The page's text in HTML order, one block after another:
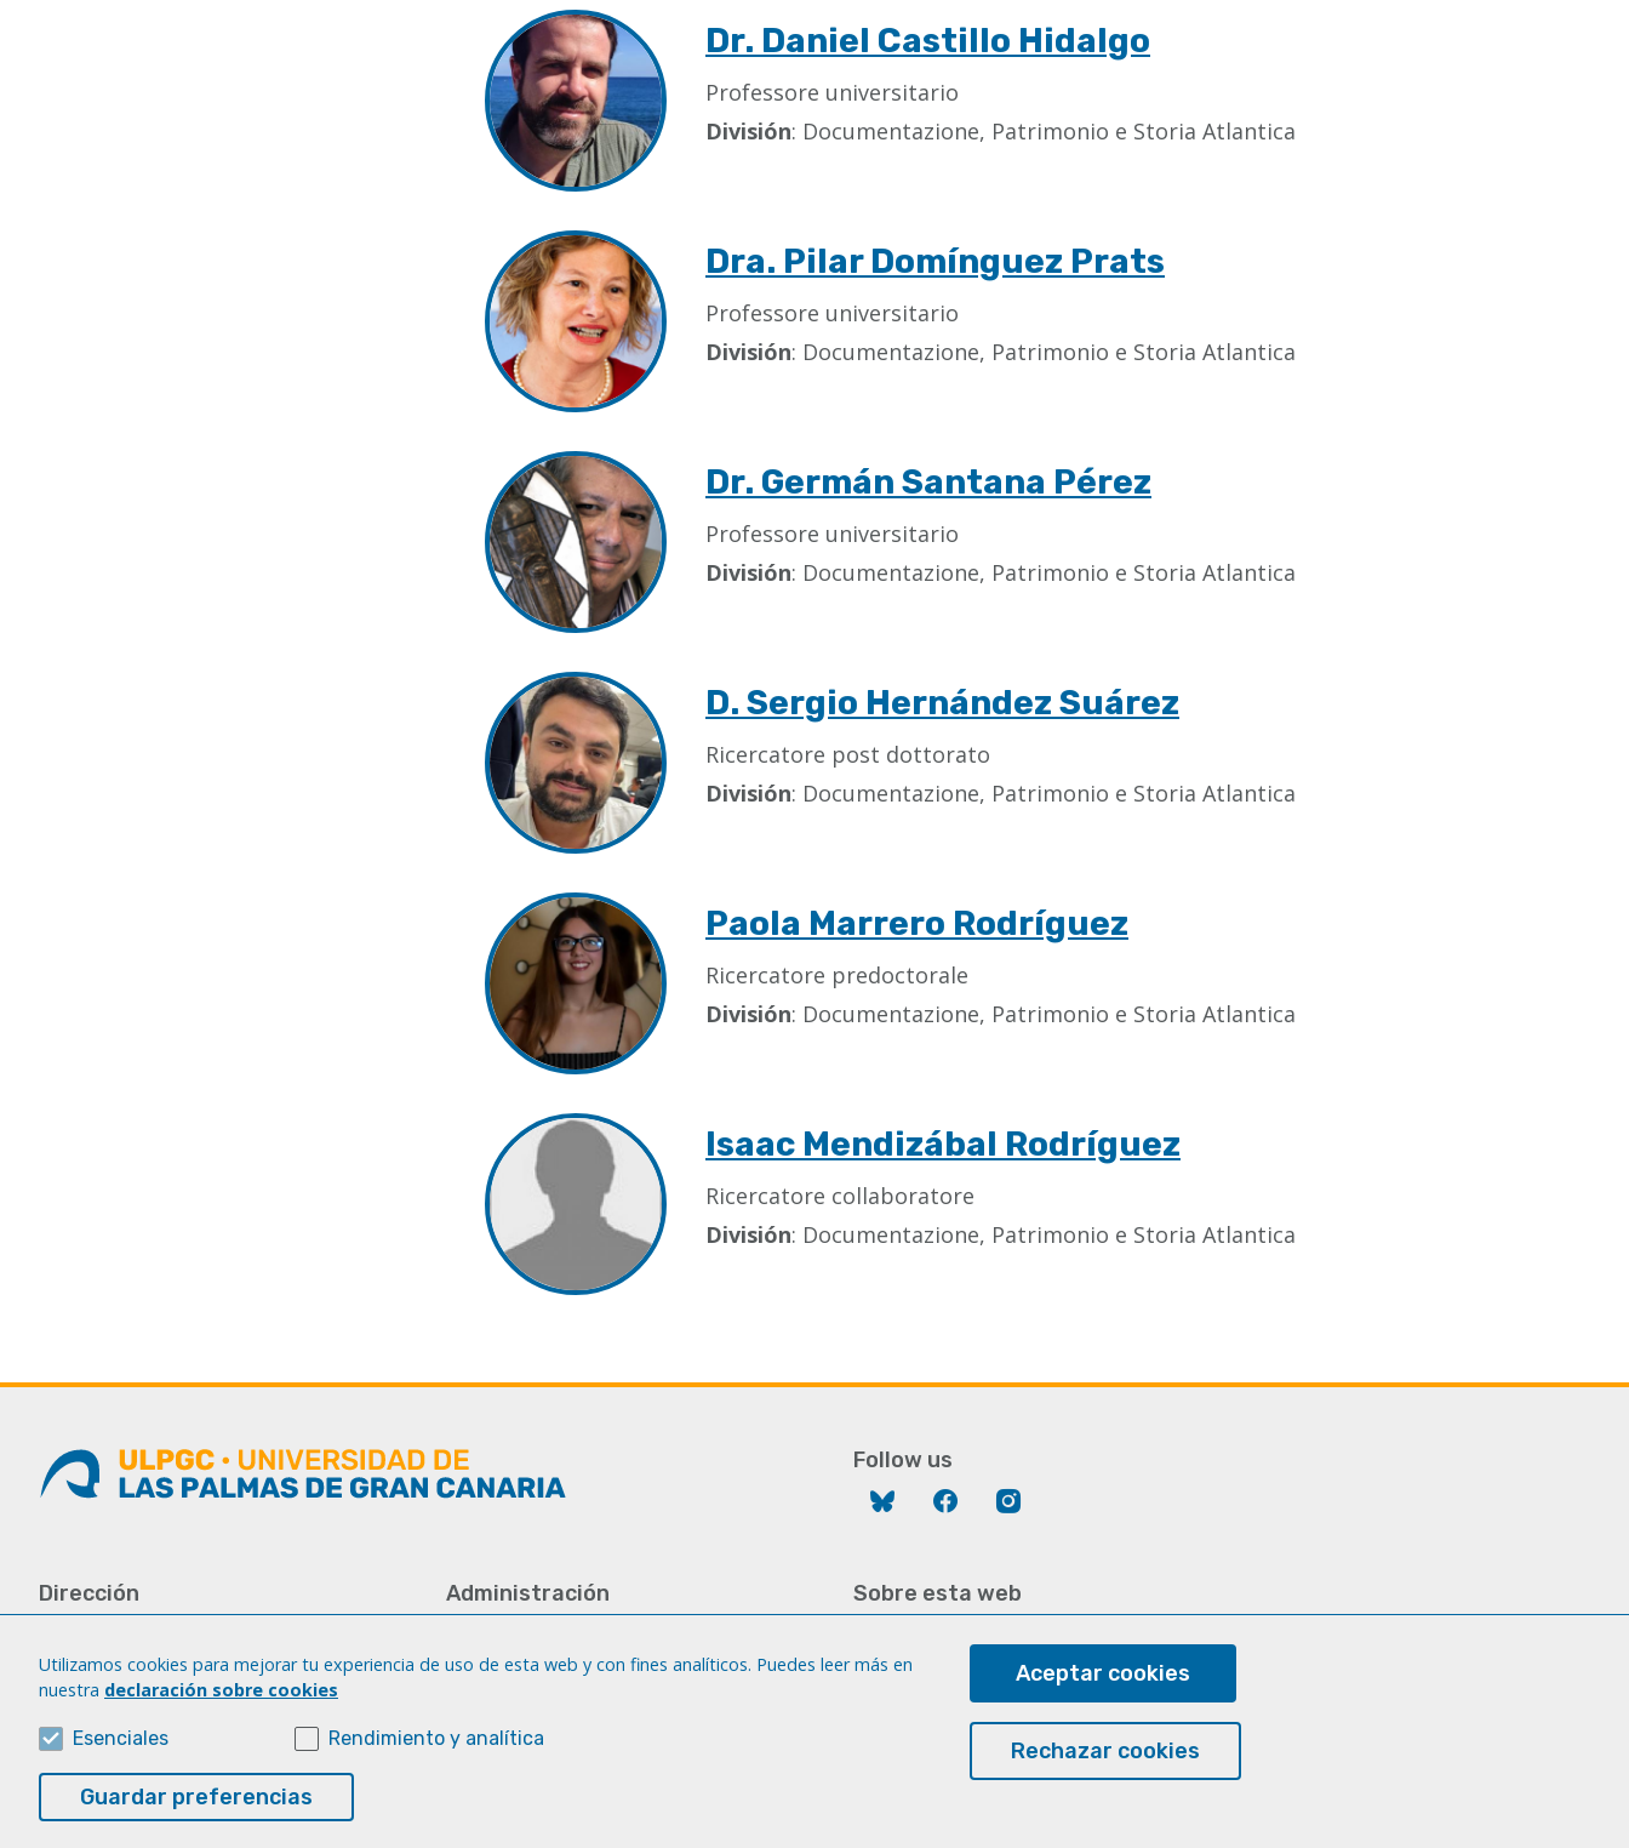
Dr. Daniel Castillo Hidalgo
Professore universitario
División: Documentazione, Patrimonio e Storia Atlantica
Dra. Pilar Domínguez Prats
Professore universitario
División: Documentazione, Patrimonio e Storia Atlantica
Dr. Germán Santana Pérez
Professore universitario
División: Documentazione, Patrimonio e Storia Atlantica
D. Sergio Hernández Suárez
Ricercatore post dottorato
División: Documentazione, Patrimonio e Storia Atlantica
Paola Marrero Rodríguez
Ricercatore predoctorale
División: Documentazione, Patrimonio e Storia Atlantica
Isaac Mendizábal Rodríguez
Ricercatore collaboratore
División: Documentazione, Patrimonio e Storia Atlantica
Follow us
Bluesky Facebook
Dirección
Canaria
Campus del Obelisco
Aulario del Obelisco, módulo A
Plaza de la Constitución, s/n
35003 Las Palmas de Gran Canaria.
Administración
Fax: +34 928 451 701
Sobre esta web
Cookies
Utilizamos cookies para mejorar tu experiencia de uso de esta web y con fines analíticos. Puedes leer más en
nuestra declaración sobre cookies
Esenciales Rendimiento y analítica
Guardar preferencias
Aceptar cookies
Rechazar cookies